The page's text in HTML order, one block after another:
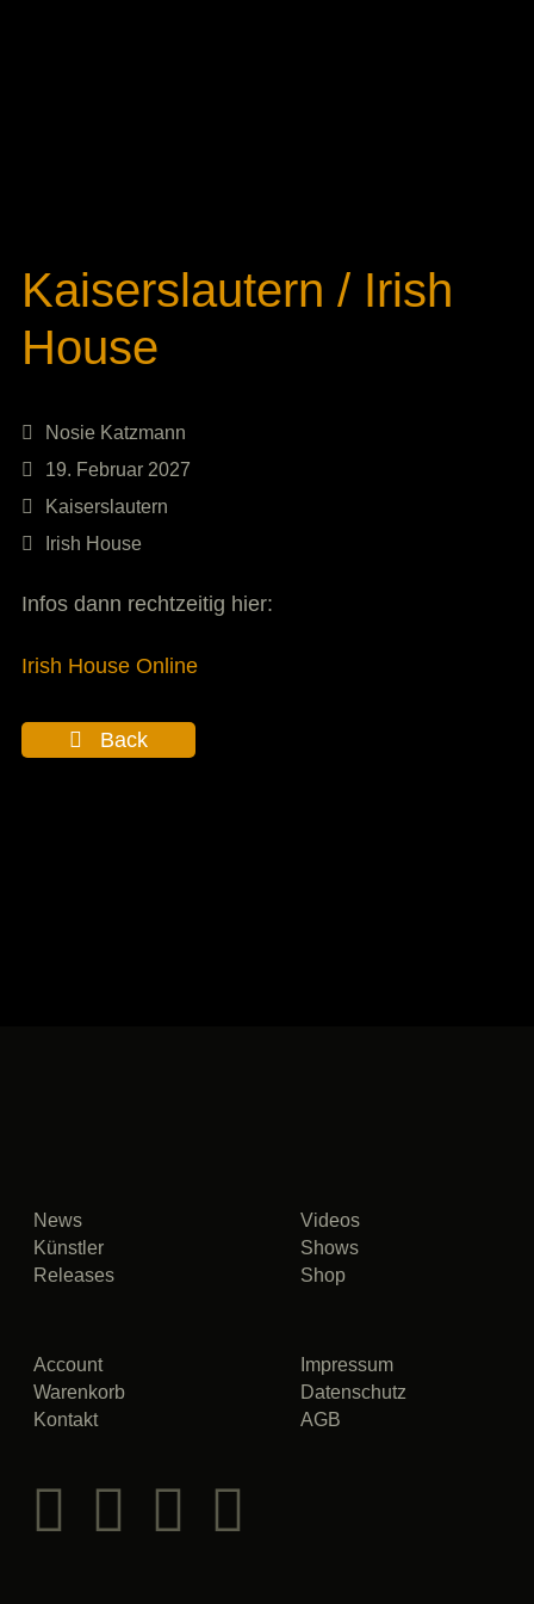
Kaiserslautern / Irish
House
Nosie Katzmann
19. Februar 2027
Kaiserslautern
Irish House
Infos dann rechtzeitig hier:
Irish House Online
Back
News
Künstler
Releases
Videos
Shows
Shop
Account
Warenkorb
Kontakt
Impressum
Datenschutz
AGB